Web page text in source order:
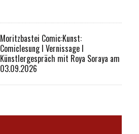
Moritzbastei Comic:Kunst:
Comiclesung I Vernissage I
Künstlergespräch mit Roya Soraya am
03.09.2026